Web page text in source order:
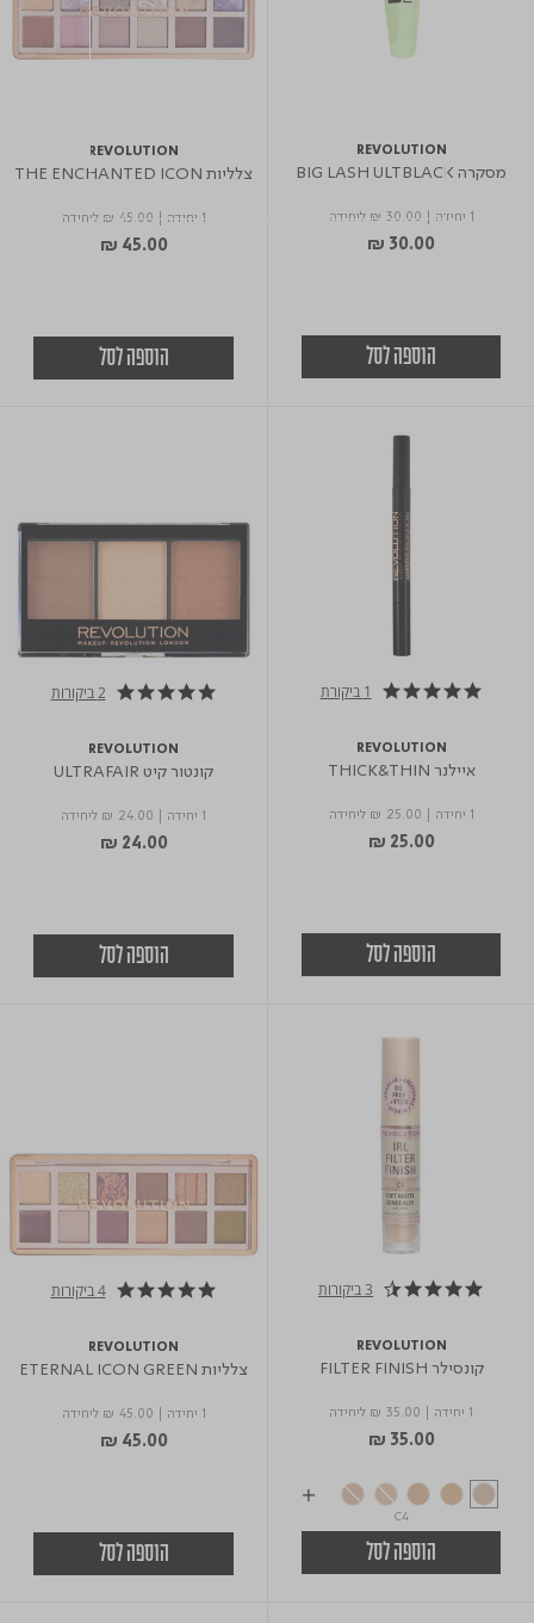
REVOLUTION
מסקרה BIG LASH ULTBLACK
1 יחידה |
₪ 30.00 ליחידה
₪ 30.00
הוספה לסל
REVOLUTION
צלליות THE ENCHANTED ICON
1 יחידה |
₪ 45.00 ליחידה
₪ 45.00
הוספה לסל
5.0 star rating 1 ביקורת
REVOLUTION
איילנר THICK&THIN
1 יחידה ₪ 25.00 ליחידה
₪ 25.00
הוספה לסל
5.0 star rating 2 ביקורות
REVOLUTION
קונטור קיט ULTRAFAIR
1 יחידה ₪ 24.00 ליחידה
₪ 24.00
הוספה לסל
4.3 star rating 3 ביקורות
REVOLUTION
קונסילר FILTER FINISH
1 יחידה ₪ 35.00 ליחידה
₪ 35.00
C4
הוספה לסל
5.0 star rating 4 ביקורות
REVOLUTION
צלליות ETERNAL ICON GREEN
1 יחידה ₪ 45.00 ליחידה
₪ 45.00
הוספה לסל